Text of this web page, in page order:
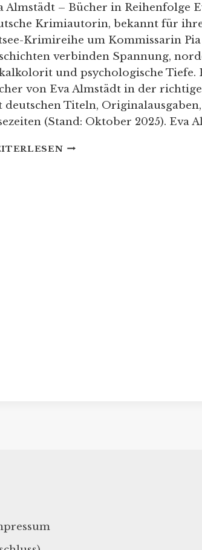
Almstädt – Bücher in Reihenfolge
Krimiautorin, bekannt für
Krimireihe um Kommissarin
verbinden Spannung,
und psychologische Tiefe.
von Eva Almstädt in der
deutschen Titeln,
(Stand: Oktober 2025). Eva
EVA